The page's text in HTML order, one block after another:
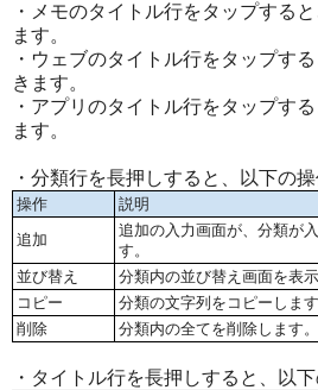
・メモのタイトル行をタップする
ます。
・ウェブのタイトル行をタップす
きます。
・アプリのタイトル行をタップす
ます。
・分類行を長押しすると、以下の操
操作
説明
追加
追加の入力画面が、分類が
す。
並び替え
分類内の並び替え画面を表示
コピー
分類の文字列をコピーします
削除
分類内の全てを削除します。
・タイトル行を長押しすると、以